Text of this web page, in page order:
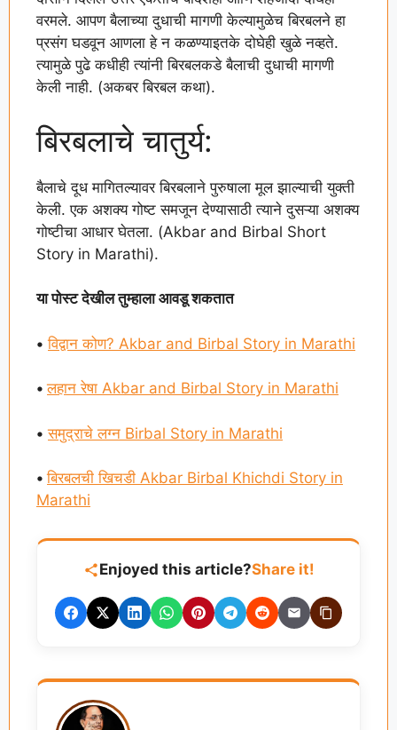
वरमले. आपण बैलाच्या दुधाची मागणी केल्यामुळेच बिरबलने हा
प्रसंग घडवून आणला हे न कळण्याइतके दोघेही खुळे नव्हते.
त्यामुळे पुढे कधीही त्यांनी बिरबलकडे बैलाची दुधाची मागणी
केली नाही. (अकबर बिरबल कथा).
बिरबलाचे चातुर्य:
बैलाचे दूध मागितल्यावर बिरबलाने पुरुषाला मूल झाल्याची युक्ती
केली. एक अशक्य गोष्ट समजून देण्यासाठी त्याने दुसऱ्या अशक्य
गोष्टीचा आधार घेतला. (Akbar and Birbal Short
Story in Marathi).
या पोस्ट देखील तुम्हाला आवडू शकतात
• विद्वान कोण? Akbar and Birbal Story in Marathi
•लहान रेषा Akbar and Birbal Story in Marathi
• समुद्राचे लग्न Birbal Story in Marathi
•बिरबलची खिचडी Akbar Birbal Khichdi Story in
Marathi
Enjoyed this article?Share it!